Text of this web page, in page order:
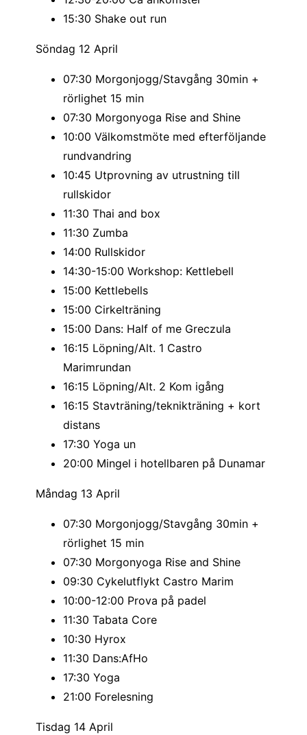
15:30 Shake out run
Söndag 12 April
07:30 Morgonjogg/Stavgång 30min +
rörlighet 15 min
07:30 Morgonyoga Rise and Shine
10:00 Välkomstmöte med efterföljande
rundvandring
10:45 Utprovning av utrustning till
rullskidor
11:30 Thai and box
11:30 Zumba
14:00 Rullskidor
14:30-15:00 Workshop: Kettlebell
15:00 Kettlebells
15:00 Cirkelträning
15:00 Dans: Half of me Greczula
16:15 Löpning/Alt. 1 Castro
Marimrundan
16:15 Löpning/Alt. 2 Kom igång
16:15 Stavträning/teknikträning + kort
distans
17:30 Yoga un
20:00 Mingel i hotellbaren på Dunamar
Måndag 13 April
07:30 Morgonjogg/Stavgång 30min +
rörlighet 15 min
07:30 Morgonyoga Rise and Shine
09:30 Cykelutflykt Castro Marim
10:00-12:00 Prova på padel
11:30 Tabata Core
10:30 Hyrox
11:30 Dans:AfHo
17:30 Yoga
21:00 Forelesning
Tisdag 14 April